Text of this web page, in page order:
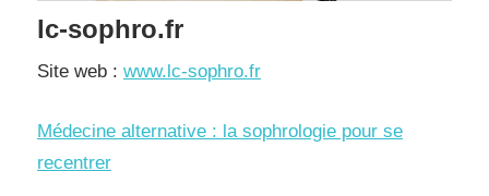
lc-sophro.fr
Site web : www.lc-sophro.fr
Médecine alternative : la sophrologie pour se
recentrer